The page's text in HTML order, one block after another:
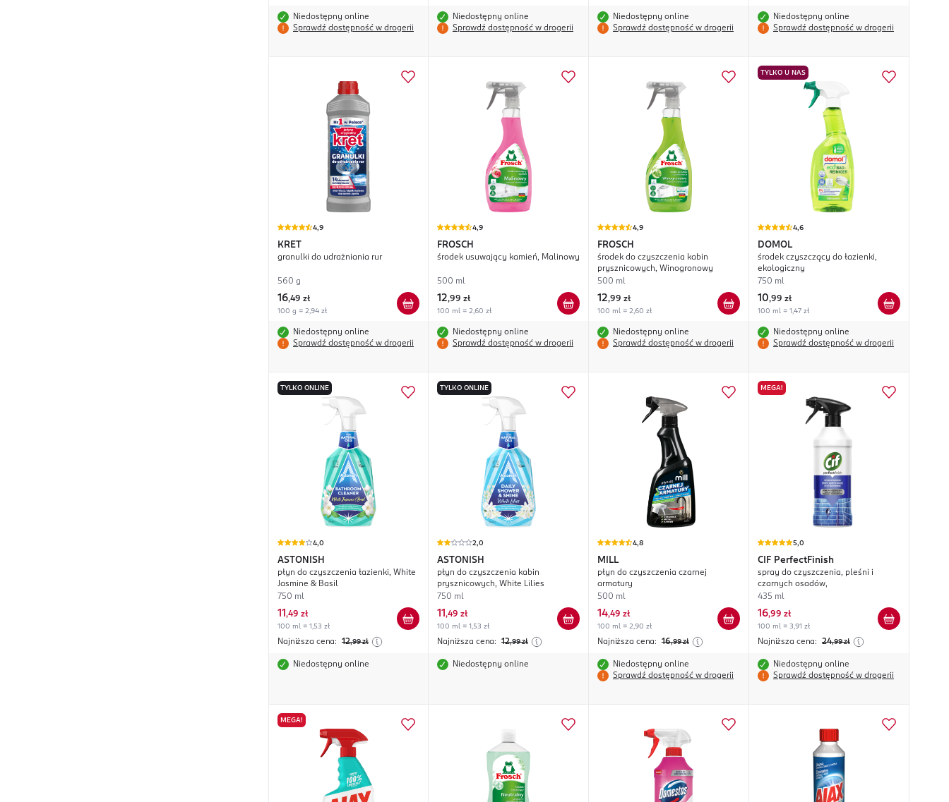
Niedostępny online
Sprawdź dostępność w drogerii
Niedostępny online
Sprawdź dostępność w drogerii
Niedostępny online
Sprawdź dostępność w drogerii
Niedostępny online
Sprawdź dostępność w drogerii
4,9
KRET
granulki do udrażniania rur
560 g
16,49 zł
100 g = 2,94 zł
Niedostępny online
Sprawdź dostępność w drogerii
4,9
FROSCH
środek usuwający kamień, Malinowy
500 ml
12,99 zł
100 ml = 2,60 zł
Niedostępny online
Sprawdź dostępność w drogerii
4,9
FROSCH
środek do czyszczenia kabin
prysznicowych, Winogronowy
500 ml
12,99 zł
100 ml = 2,60 zł
Niedostępny online
Sprawdź dostępność w drogerii
TYLKO U NAS
4,6
DOMOL
środek czyszczący do łazienki,
ekologiczny
750 ml
10,99 zł
100 ml = 1,47 zł
Niedostępny online
Sprawdź dostępność w drogerii
TYLKO ONLINE
4,0
ASTONISH
płyn do czyszczenia łazienki, White
Jasmine & Basil
750 ml
11 ,49 zł
100 ml = 1,53 zł
Najniższa cena: 12,99 zł
Niedostępny online
TYLKO ONLINE
2,0
ASTONISH
płyn do czyszczenia kabin
prysznicowych, White Lilies
750 ml
11 ,49 zł
100 ml = 1,53 zł
Najniższa cena: 12,99 zł
Niedostępny online
4,8
MILL
płyn do czyszczenia czarnej
armatury
500 ml
14,49 zł
100 ml = 2,90 zł
Najniższa cena: 16,99 zł
Niedostępny online
Sprawdź dostępność w drogerii
MEGA!
5,0
CIF PerfectFinish
spray do czyszczenia, pleśni i
czarnych osadów,
435 ml
16,99 zł
100 ml = 3,91 zł
Najniższa cena: 24,99 zł
Niedostępny online
Sprawdź dostępność w drogerii
MEGA!